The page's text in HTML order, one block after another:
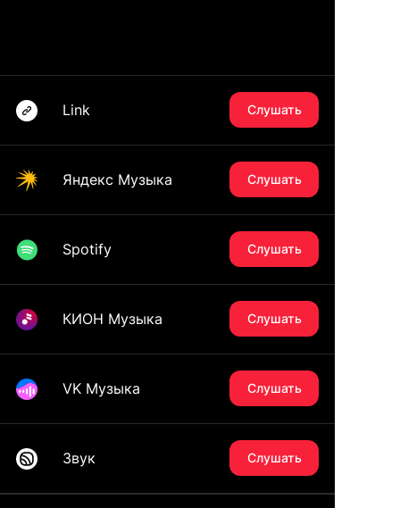
Link Слушать
Яндекс Музыка Слушать
Spotify Слушать
КИОН Музыка Слушать
VK Музыка Слушать
Звук Слушать